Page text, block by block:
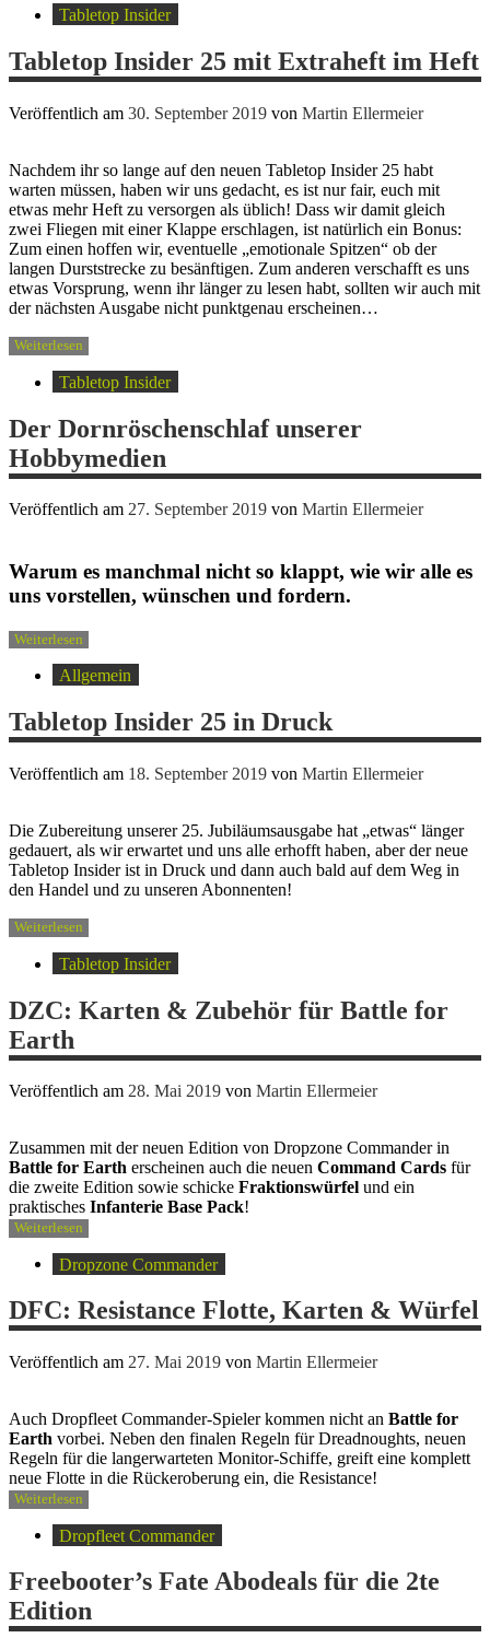
Tabletop Insider
Tabletop Insider 25 mit Extraheft im Heft
Veröffentlich am 30. September 2019 von Martin Ellermeier
Nachdem ihr so lange auf den neuen Tabletop Insider 25 habt
warten müssen, haben wir uns gedacht, es ist nur fair, euch mit
etwas mehr Heft zu versorgen als üblich! Dass wir damit gleich
zwei Fliegen mit einer Klappe erschlagen, ist natürlich ein Bonus:
Zum einen hoffen wir, eventuelle „emotionale Spitzen“ ob der
langen Durststrecke zu besänftigen. Zum anderen verschafft es uns
etwas Vorsprung, wenn ihr länger zu lesen habt, sollten wir auch mit
der nächsten Ausgabe nicht punktgenau erscheinen…
Weiterlesen
Tabletop Insider
Der Dornröschenschlaf unserer
Hobbymedien
Veröffentlich am 27. September 2019 von Martin Ellermeier
Warum es manchmal nicht so klappt, wie wir alle es
uns vorstellen, wünschen und fordern.
Weiterlesen
Allgemein
Tabletop Insider 25 in Druck
Veröffentlich am 18. September 2019 von Martin Ellermeier
Die Zubereitung unserer 25. Jubiläumsausgabe hat „etwas“ länger
gedauert, als wir erwartet und uns alle erhofft haben, aber der neue
Tabletop Insider ist in Druck und dann auch bald auf dem Weg in
den Handel und zu unseren Abonnenten!
Weiterlesen
Tabletop Insider
DZC: Karten & Zubehör für Battle for
Earth
Veröffentlich am 28. Mai 2019 von Martin Ellermeier
Zusammen mit der neuen Edition von Dropzone Commander in
Battle for Earth erscheinen auch die neuen Command Cards für
die zweite Edition sowie schicke Fraktionswürfel und ein
praktisches Infanterie Base Pack!
Weiterlesen
Dropzone Commander
DFC: Resistance Flotte, Karten & Würfel
Veröffentlich am 27. Mai 2019 von Martin Ellermeier
Auch Dropfleet Commander-Spieler kommen nicht an Battle for
Earth vorbei. Neben den finalen Regeln für Dreadnoughts, neuen
Regeln für die langerwarteten Monitor-Schiffe, greift eine komplett
neue Flotte in die Rückeroberung ein, die Resistance!
Weiterlesen
Dropfleet Commander
Freebooter’s Fate Abodeals für die 2te
Edition